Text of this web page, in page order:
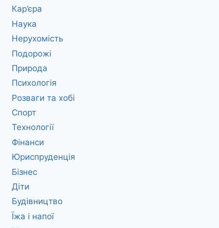
Кар’єра
Наука
Нерухомість
Подорожі
Природа
Психологія
Розваги та хобі
Спорт
Технології
Фінанси
Юриспруденція
Бізнес
Діти
Будівництво
Їжа і напої